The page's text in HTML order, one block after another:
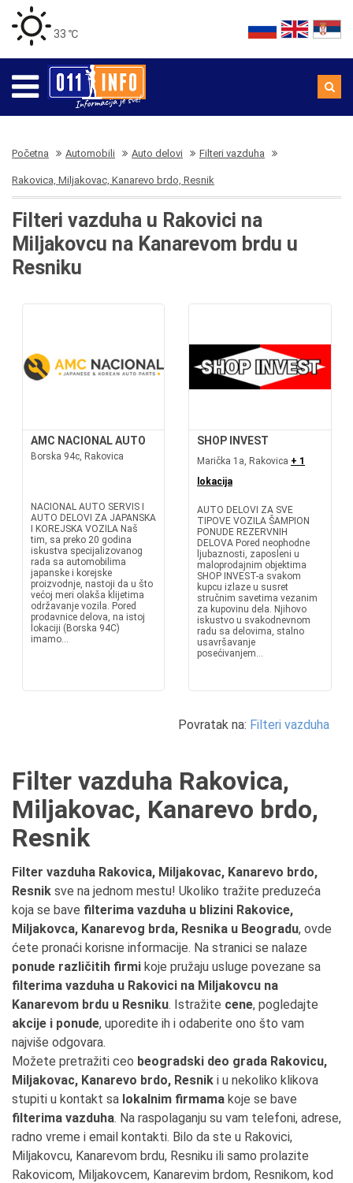
33 ℃
Početna Automobili Auto delovi Filteri vazduha
Rakovica, Miljakovac, Kanarevo brdo, Resnik
Filteri vazduha u Rakovici na
Miljakovcu na Kanarevom brdu u
Resniku
AMC NACIONAL AUTO
Borska 94c, Rakovica
NACIONAL AUTO SERVIS I
AUTO DELOVI ZA JAPANSKA
I KOREJSKA VOZILA Naš
tim, sa preko 20 godina
iskustva specijalizovanog
rada sa automobilima
japanske i korejske
proizvodnje, nastoji da u što
većoj meri olakša klijetima
održavanje vozila. Pored
prodavnice delova, na istoj
lokaciji (Borska 94C)
imamo...
SHOP INVEST
Marička 1a, Rakovica + 1
lokacija
AUTO DELOVI ZA SVE
TIPOVE VOZILA ŠAMPION
PONUDE REZERVNIH
DELOVA Pored neophodne
ljubaznosti, zaposleni u
maloprodajnim objektima
SHOP INVEST-a svakom
kupcu izlaze u susret
stručnim savetima vezanim
za kupovinu dela. Njihovo
iskustvo u svakodnevnom
radu sa delovima, stalno
usavršavanje
posećivanjem...
Povratak na: Filteri vazduha
Filter vazduha Rakovica,
Miljakovac, Kanarevo brdo,
Resnik
Filter vazduha Rakovica, Miljakovac, Kanarevo brdo,
Resnik sve na jednom mestu! Ukoliko tražite preduzeća
koja se bave filterima vazduha u blizini Rakovice,
Miljakovca, Kanarevog brda, Resnika u Beogradu, ovde
ćete pronaći korisne informacije. Na stranici se nalaze
ponude različitih firmi koje pružaju usluge povezane sa
filterima vazduha u Rakovici na Miljakovcu na
Kanarevom brdu u Resniku. Istražite cene, pogledajte
akcije i ponude, uporedite ih i odaberite ono što vam
najviše odgovara.
Možete pretražiti ceo beogradski deo grada Rakovicu,
Miljakovac, Kanarevo brdo, Resnik i u nekoliko klikova
stupiti u kontakt sa lokalnim firmama koje se bave
filterima vazduha. Na raspolaganju su vam telefoni, adrese,
radno vreme i email kontakti. Bilo da ste u Rakovici,
Miljakovcu, Kanarevom brdu, Resniku ili samo prolazite
Rakovicom, Miljakovcem, Kanarevim brdom, Resnikom, kod